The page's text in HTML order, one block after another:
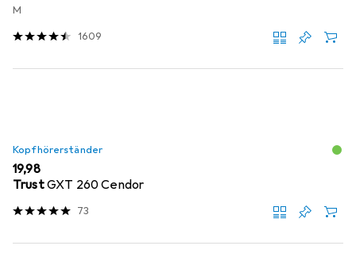
M
1609
Kopfhörerständer
EUR
19,98
TrustGXT 260 Cendor
73